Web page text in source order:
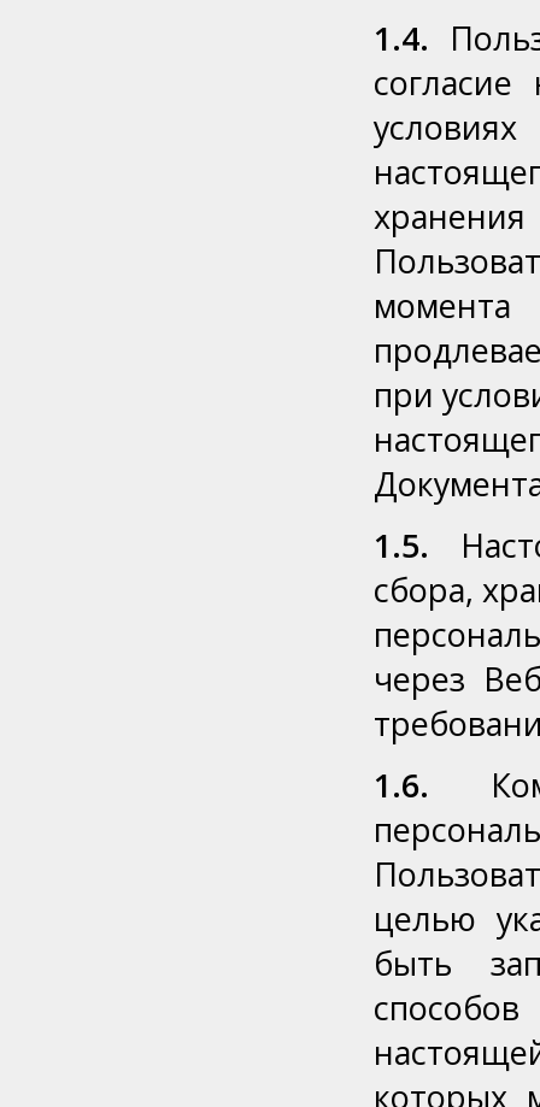
1.4.
при
1.5.
сбора,
через
1.6.
целью
быть
которых